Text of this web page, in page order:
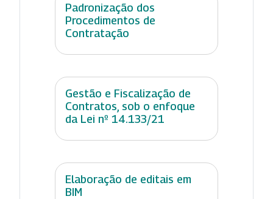
Padronização dos
Procedimentos de
Contratação
Gestão e Fiscalização de
Contratos, sob o enfoque
da Lei nº 14.133/21
Elaboração de editais em
BIM